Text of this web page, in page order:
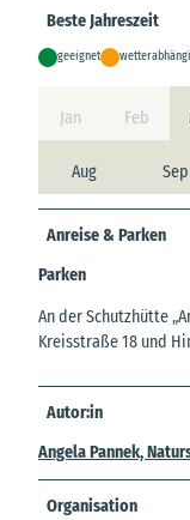
Beste Jahreszeit
geeignet
Jan Feb
Aug Sep
Anreise & Parken
Parken
An der Schutzhütte
Kreisstraße 18 und
Autor:in
Angela Pannek,
Organisation